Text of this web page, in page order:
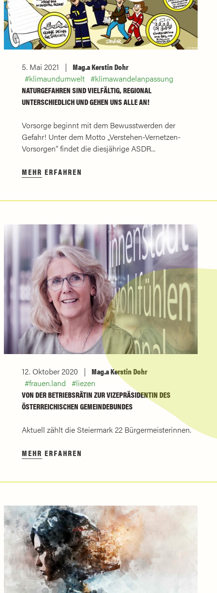
5. Mai 2021
Mag.a Kerstin Dohr
klimaundumwelt
klimawandelanpassung
NATURGEFAHREN SIND VIELFÄLTIG, REGIONAL
UNTERSCHIEDLICH UND GEHEN UNS ALLE AN!
Vorsorge beginnt mit dem Bewusstwerden der
Gefahr! Unter dem Motto „Verstehen-Vernetzen-
Vorsorgen“ findet die diesjährige ASDR...
MEHR ERFAHREN
12. Oktober 2020
Mag.a Kerstin Dohr
frauen.land
liezen
VON DER BETRIEBSRÄTIN ZUR VIZEPRÄSIDENTIN DES
ÖSTERREICHISCHEN GEMEINDEBUNDES
Aktuell zählt die Steiermark 22 Bürgermeisterinnen.
MEHR ERFAHREN